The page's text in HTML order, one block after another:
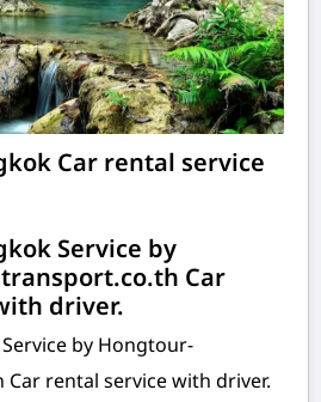
Car rental service
Service by
Car
driver.
by Hongtour-
rental service with driver.